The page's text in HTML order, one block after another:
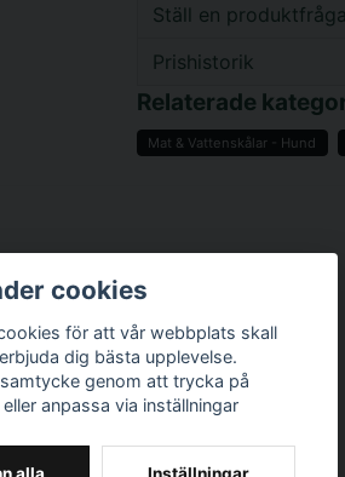
Ställ en produktfråga
question
Prishistorik
Relaterade
Mat & Vattenskålar - Hund
cookies
för att vår webbplats skall
dig bästa upplevelse.
genom att trycka på
anpassa via inställningar